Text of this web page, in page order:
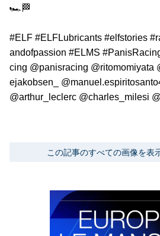
🏎️🏁
#ELF #ELFLubricants #elfstories
andofpassion #ELMS
cing @panisracing @ritomomiyata
ejakobsen_
@arthur_leclerc @charles_milesi
この記事のすべての画像を表